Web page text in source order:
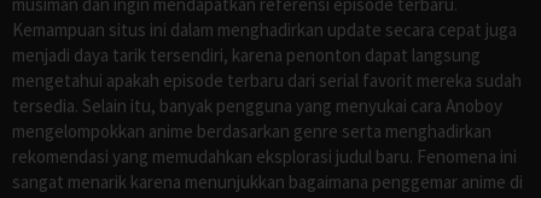
Kemampuan situs ini dalam menghadirkan update secara cepat juga
menjadi daya tarik tersendiri, karena penonton dapat langsung
mengetahui apakah episode terbaru dari serial favorit mereka sudah
tersedia. Selain itu, banyak pengguna yang menyukai cara Anoboy
mengelompokkan anime berdasarkan genre serta menghadirkan
rekomendasi yang memudahkan eksplorasi judul baru. Fenomena ini
sangat menarik karena menunjukkan bagaimana penggemar anime di